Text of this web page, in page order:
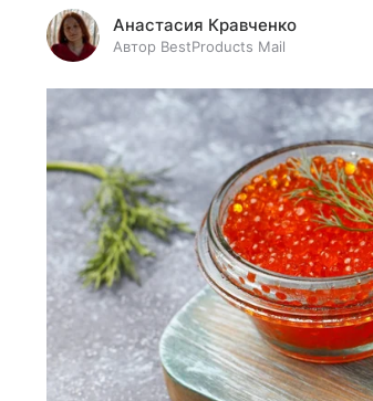
Анастасия Кравченко
Автор BestProducts Mail